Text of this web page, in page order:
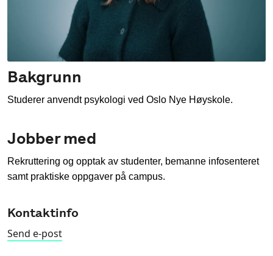
Bakgrunn
Studerer anvendt psykologi ved Oslo Nye Høyskole.
Jobber med
Rekruttering og opptak av studenter, bemanne infosenteret
samt praktiske oppgaver på campus.
Kontaktinfo
Send e-post